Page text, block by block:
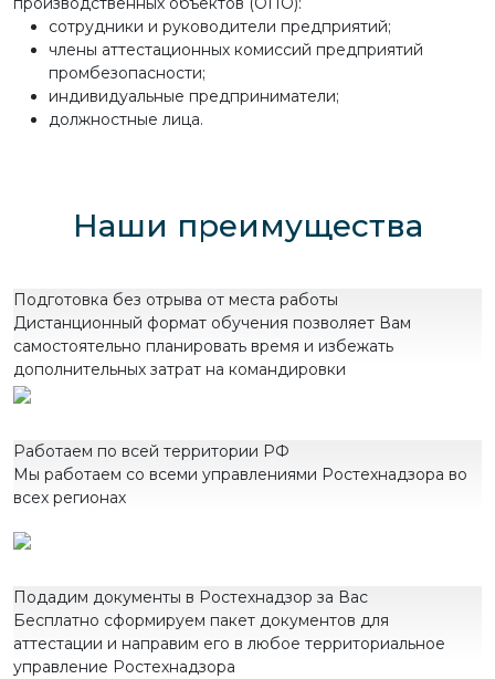
сотрудники и руководители предприятий;
члены аттестационных комиссий предприятий
промбезопасности;
индивидуальные предприниматели;
должностные лица.
Наши преимущества
Подготовка без отрыва от места работы
Дистанционный формат обучения позволяет Вам
самостоятельно планировать время и избежать
дополнительных затрат на командировки
Работаем по всей территории РФ
Мы работаем со всеми управлениями Ростехнадзора во
всех регионах
Подадим документы в Ростехнадзор за Вас
Бесплатно сформируем пакет документов для
аттестации и направим его в любое территориальное
управление Ростехнадзора